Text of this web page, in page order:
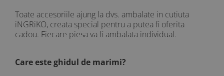
ARGINT
Bratari
Toate accesoriile ajung la dvs. ambalate in cutiuta
iNGRiKO, creata special pentru a putea fi oferita
cadou. Fiecare piesa va fi ambalata individual.
Care este ghidul de marimi?